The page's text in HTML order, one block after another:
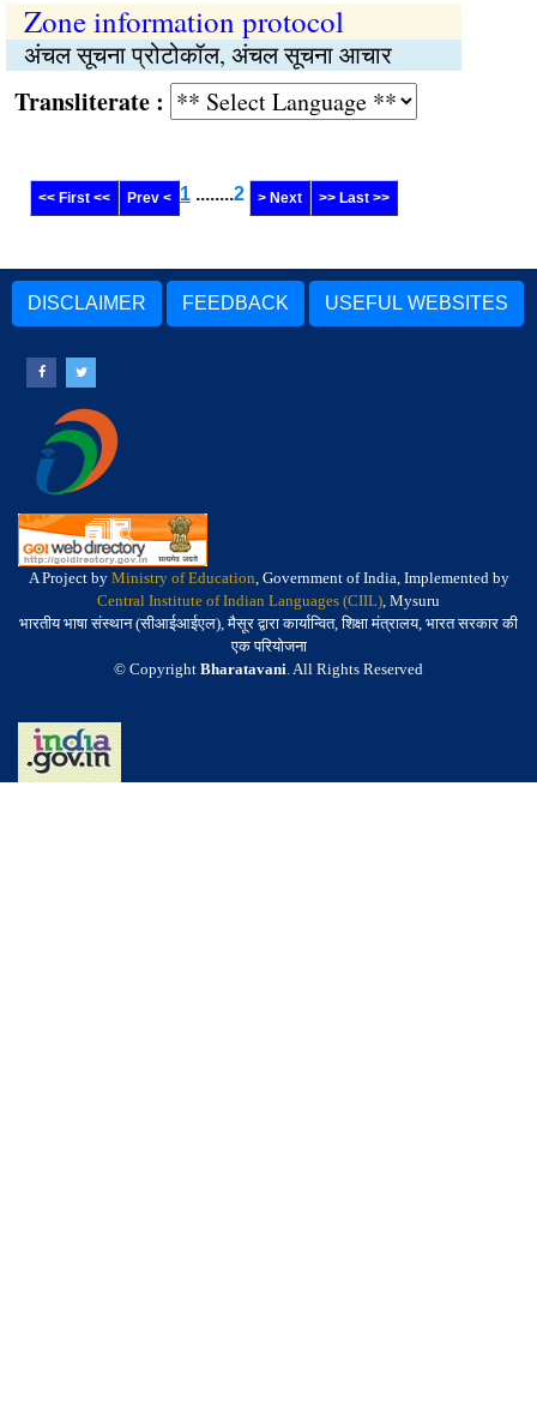
Zone information protocol
अंचल सूचना प्रोटोकॉल, अंचल सूचना आचार
:
<< First << Prev < 1 ........2 > Next >> Last >>
DISCLAIMER FEEDBACK USEFUL WEBSITES
A Project by Ministry of Education, Government of India, Implemented by
Central Institute of Indian Languages (CIIL), Mysuru
भारतीय भाषा संस्थान (सीआईआईएल), मैसूर द्वारा कार्यान्वित, शिक्षा मंत्रालय, भारत सरकार की
एक परियोजना
© Copyright Bharatavani. All Rights Reserved